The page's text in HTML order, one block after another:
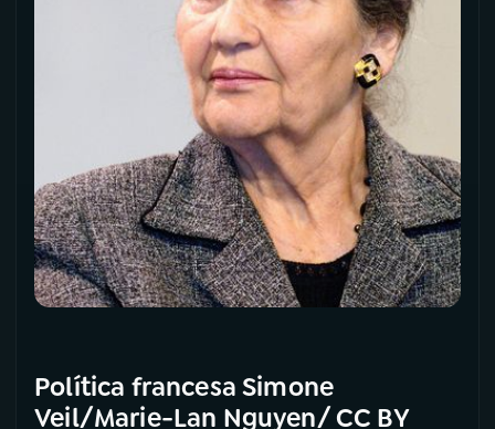
Política francesa Simone
Veil/Marie-Lan Nguyen/ CC BY